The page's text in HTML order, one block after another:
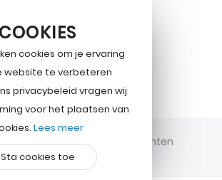
COOKIES
cookies om je ervaring
website te verbeteren
privacybeleid vragen wij
voor het plaatsen van
Lees meer
Sta cookies toe
of
© 2026 Sauter Wijnen. Alle rechten
voorbehouden.